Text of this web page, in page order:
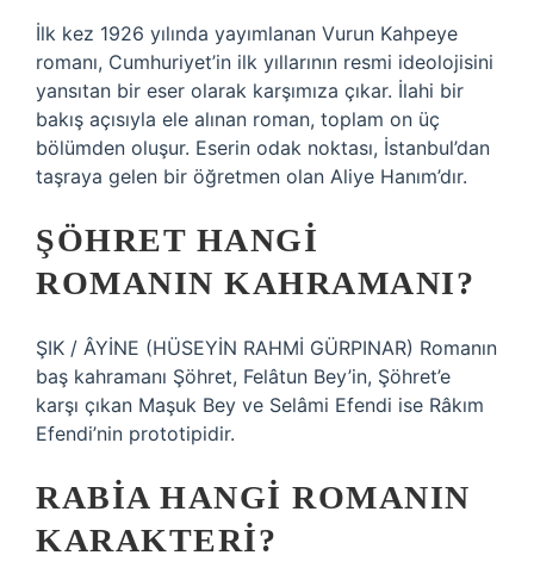
İlk kez 1926 yılında yayımlanan Vurun Kahpeye
romanı, Cumhuriyet’in ilk yıllarının resmi ideolojisini
yansıtan bir eser olarak karşımıza çıkar. İlahi bir
bakış açısıyla ele alınan roman, toplam on üç
bölümden oluşur. Eserin odak noktası, İstanbul’dan
taşraya gelen bir öğretmen olan Aliye Hanım’dır.
ŞÖHRET HANGI
ROMANIN KAHRAMANI?
ŞIK / ÂYİNE (HÜSEYİN RAHMİ GÜRPINAR) Romanın
baş kahramanı Şöhret, Felâtun Bey’in, Şöhret’e
karşı çıkan Maşuk Bey ve Selâmi Efendi ise Râkım
Efendi’nin prototipidir.
RABIA HANGI ROMANIN
KARAKTERI?